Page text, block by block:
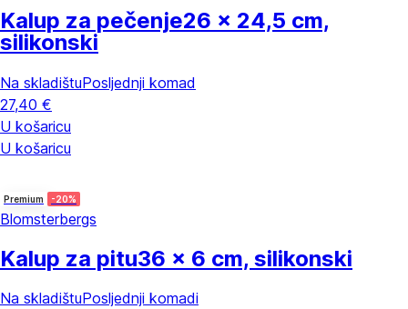
Kalup za pečenje26 x 24,5 cm,
silikonski
Na skladištuPosljednji komad
27,40 €
U košaricu
U košaricu
Premium -20%
Blomsterbergs
Kalup za pitu36 x 6 cm, silikonski
Na skladištuPosljednji komadi